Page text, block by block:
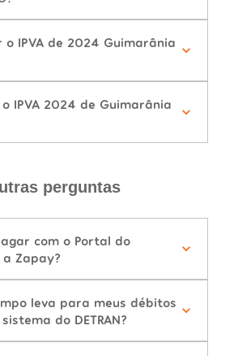
o IPVA de 2024 Guimarânia
IPVA 2024 de Guimarânia
perguntas
com o Portal do
Zapay?
leva para meus débitos
do DETRAN?